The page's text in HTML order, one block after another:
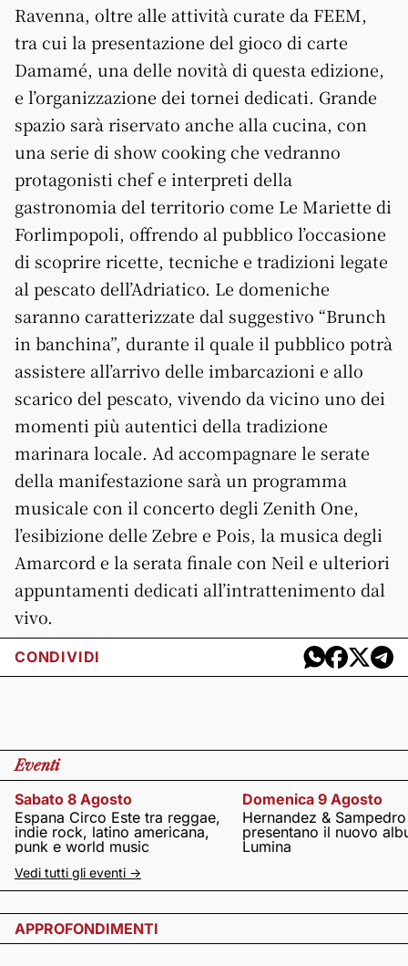
Ravenna, oltre alle attività curate da FEEM,
tra cui la presentazione del gioco di carte
Damamé, una delle novità di questa edizione,
e l’organizzazione dei tornei dedicati. Grande
spazio sarà riservato anche alla cucina, con
una serie di show cooking che vedranno
protagonisti chef e interpreti della
gastronomia del territorio come Le Mariette di
Forlimpopoli, offrendo al pubblico l’occasione
di scoprire ricette, tecniche e tradizioni legate
al pescato dell’Adriatico. Le domeniche
saranno caratterizzate dal suggestivo “Brunch
in banchina”, durante il quale il pubblico potrà
assistere all’arrivo delle imbarcazioni e allo
scarico del pescato, vivendo da vicino uno dei
momenti più autentici della tradizione
marinara locale. Ad accompagnare le serate
della manifestazione sarà un programma
musicale con il concerto degli Zenith One,
l’esibizione delle Zebre e Pois, la musica degli
Amarcord e la serata finale con Neil e ulteriori
appuntamenti dedicati all’intrattenimento dal
vivo.
CONDIVIDI
Eventi
Sabato 8 Agosto
Espana Circo Este tra reggae,
indie rock, latino americana,
punk e world music
Domenica 9 Agosto
Hernandez & Sampedro
presentano il nuovo
Lumina
Vedi tutti gli eventi ->
APPROFONDIMENTI